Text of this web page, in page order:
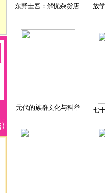
东野圭吾：解忧杂货店 放
元代的族群文化与科举 七